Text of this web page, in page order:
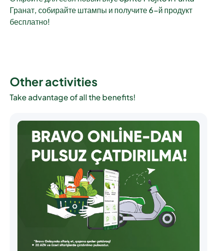
Гранат, собирайте штампы и получите 6-й продукт
бесплатно!
Other activities
Take advantage of all the benefits!